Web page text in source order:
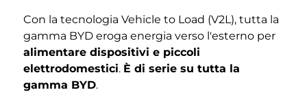
Con la tecnologia Vehicle to Load (V2L), tutta la
gamma BYD eroga energia verso l'esterno per
alimentare dispositivi e piccoli
elettrodomestici. È di serie su tutta la
gamma BYD.